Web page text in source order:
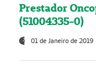
Prestador
(51004335-0)
01 de Janeiro de 2019